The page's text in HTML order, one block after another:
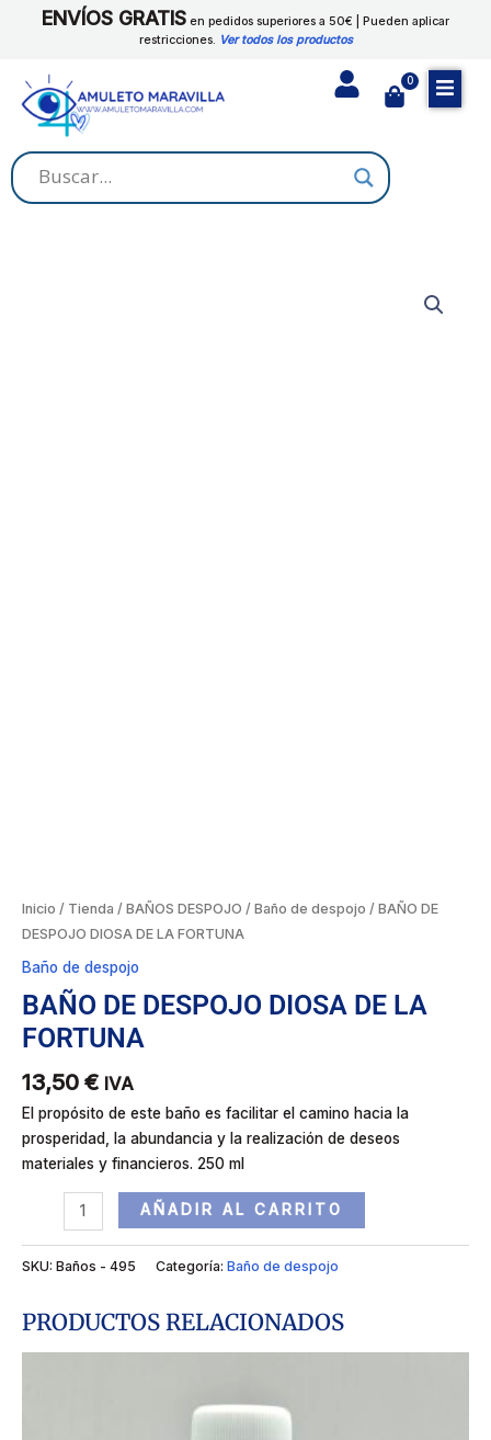
ENVÍOS GRATIS en pedidos superiores a 50€ | Pueden aplicar
restricciones. Ver todos los productos
0
Cart
Inicio / Tienda / BAÑOS DESPOJO / Baño de despojo / BAÑO DE
DESPOJO DIOSA DE LA FORTUNA
Baño de despojo
BAÑO DE DESPOJO DIOSA DE LA
FORTUNA
13,50 € IVA
El propósito de este baño es facilitar el camino hacia la
prosperidad, la abundancia y la realización de deseos
materiales y financieros. 250 ml
AÑADIR AL CARRITO
SKU: Baños - 495 Categoría: Baño de despojo
PRODUCTOS RELACIONADOS
DIOSA
FORTUNA
cantidad